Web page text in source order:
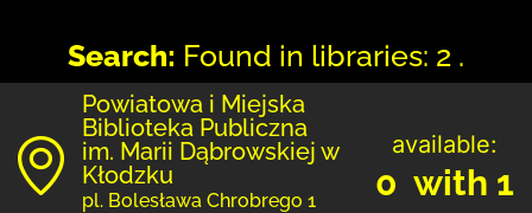
Search: Found in libraries: 2 .
Powiatowa i Miejska
Biblioteka Publiczna
im. Marii Dąbrowskiej w
Kłodzku
pl. Bolesława Chrobrego 1
available:
0 with 1